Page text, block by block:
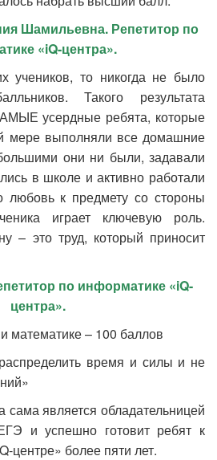
Шамильевна. Репетитор по
«iQ-центра».
учеников, то никогда не было
Такого результата
усердные ребята, которые
мере выполняли все домашние
они ни были, задавали
в школе и активно работали
любовь к предмету со стороны
играет ключевую роль.
– это труд, который приносит
по информатике «iQ-
центра».
математике – 100 баллов
время и силы и не
является обладательницей
и успешно готовит ребят к
центре» более пяти лет.